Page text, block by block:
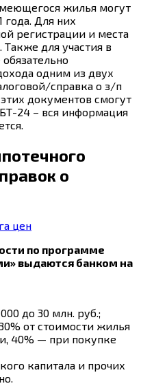
жилья могут
года. Для них
регистрации и места
для участия в
одним из двух
справка о з/п
документов смогут
24 – вся информация
о
по программе
выдаются банком на
до 30 млн. руб.;
от стоимости жилья
40% — при покупке
капитала и прочих